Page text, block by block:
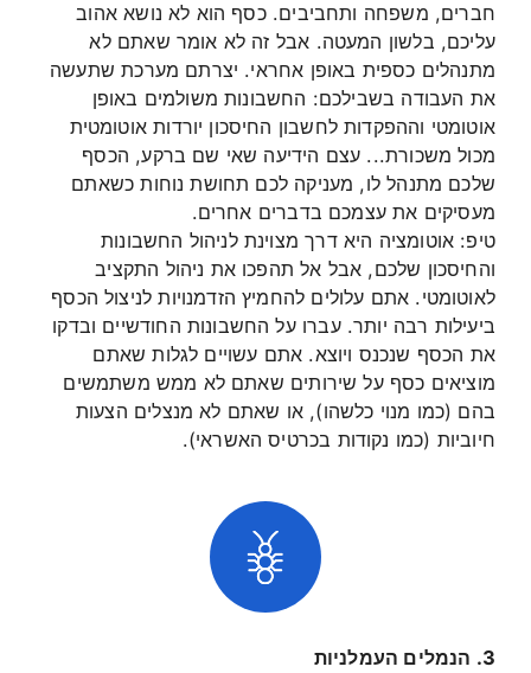
חברים, משפחה ותחביבים. כסף הוא לא נושא אהוב
עליכם, בלשון המעטה. אבל זה לא אומר שאתם לא
מתנהלים כספית באופן אחראי. יצרתם מערכת שתעשה
את העבודה בשבילכם: החשבונות משולמים באופן
אוטומטי וההפקדות לחשבון החיסכון יורדות אוטומטית
מכול משכורת... עצם הידיעה שאי שם ברקע, הכסף
שלכם מתנהל לו, מעניקה לכם תחושת נוחות כשאתם
מעסיקים את עצמכם בדברים אחרים.
טיפ: אוטומציה היא דרך מצוינת לניהול החשבונות
והחיסכון שלכם, אבל אל תהפכו את ניהול התקציב
לאוטומטי. אתם עלולים להחמיץ הזדמנויות לניצול הכסף
ביעילות רבה יותר. עברו על החשבונות החודשיים ובדקו
את הכסף שנכנס ויוצא. אתם עשויים לגלות שאתם
מוציאים כסף על שירותים שאתם לא ממש משתמשים
בהם (כמו מנוי כלשהו), או שאתם לא מנצלים הצעות
חיוביות (כמו נקודות בכרטיס האשראי).
3. הנמלים העמלניות